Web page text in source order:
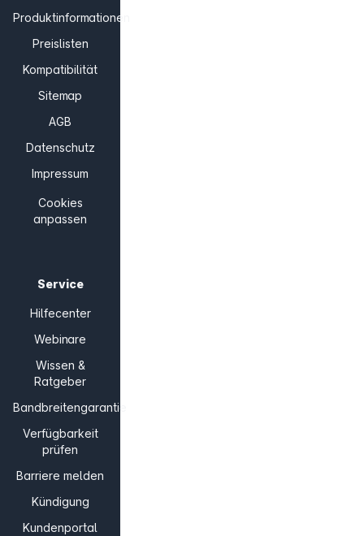
Produktinformationen
Preislisten
Kompatibilität
Sitemap
AGB
Datenschutz
Impressum
Cookies
anpassen
Service
Hilfecenter
Webinare
Wissen &
Ratgeber
Bandbreitengarantie
Verfügbarkeit
prüfen
Barriere melden
Kündigung
Kundenportal